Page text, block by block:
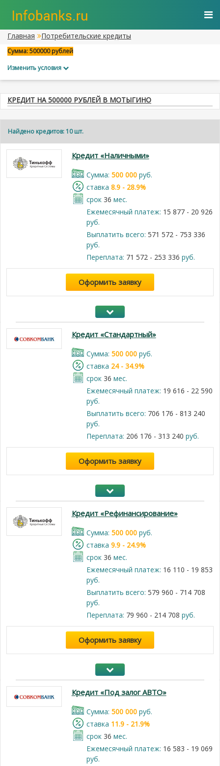
Главная Потребительские кредиты
КРЕДИТ НА 500000 РУБЛЕЙ В МОТЫГИНО
Сумма: 500000 рублей
Изменить условия
Найдено кредитов: 10 шт.
Кредит «Наличными»
Cумма: 500 000руб.
cтавка 8.9 - 28.9%
срок 36 мес.
Ежемесячный платеж: 15 877 - 20 926
руб.
Выплатить всего: 571 572 - 753 336
руб.
Переплата: 71 572 - 253 336 руб.
Оформить заявку
Кредит «Стандартный»
Cумма: 500 000руб.
cтавка 24 - 34.9%
срок 36 мес.
Ежемесячный платеж: 19 616 - 22 590
руб.
Выплатить всего: 706 176 - 813 240
руб.
Переплата: 206 176 - 313 240 руб.
Оформить заявку
Кредит «Рефинансирование»
Cумма: 500 000руб.
cтавка 9.9 - 24.9%
срок 36 мес.
Ежемесячный платеж: 16 110 - 19 853
руб.
Выплатить всего: 579 960 - 714 708
руб.
Переплата: 79 960 - 214 708 руб.
Оформить заявку
Кредит «Под залог АВТО»
Cумма: 500 000руб.
cтавка 11.9 - 21.9%
срок 36 мес.
Ежемесячный платеж: 16 583 - 19 069
руб.